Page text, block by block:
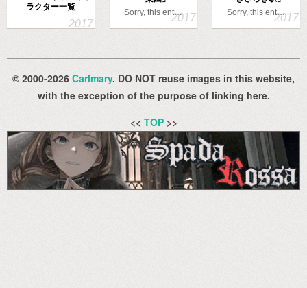
ラクター一覧
Sorry, this ent…
Sorry, this ent…
© 2000-2026 Carlmary. DO NOT reuse images in this website,
with the exception of the purpose of linking here.
<< TOP>>